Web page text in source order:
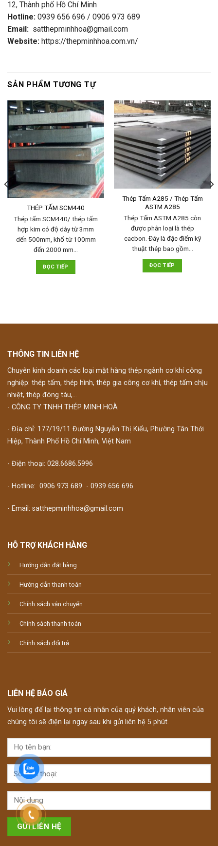
12, Thành phố Hồ Chí Minh
Hotline: 0939 656 696 / 0906 973 689
Email: satthepminhhoa@gmail.com
Website: https://thepminhhoa.com.vn/
SẢN PHẨM TƯƠNG TỰ
THÉP TẤM SCM440
Thép tấm SCM440/ thép tấm
hợp kim có độ dày từ 3mm
dến 500mm, khổ từ 100mm
đến 2000 mm…
ĐỌC TIẾP
Thép Tấm A285 / Thép Tấm
ASTM A285
Thép Tấm ASTM A285 còn
được phân loại là thép
cacbon. Đây là đặc điểm kỹ
thuật thép bao gồm…
ĐỌC TIẾP
THÔNG TIN LIÊN HỆ
Chuyên kinh doanh các loại mặt hàng thép ngành cơ khí công
nghiệp: thép tấm, thép hình, thép gia công cơ khí, thép tấm chịu
nhiệt, thép đóng tàu,...
- CÔNG TY TNHH THÉP MINH HOÀ
- Địa chỉ: 177/19/11 Đường Nguyễn Thị Kiểu, Phường Tân Thới
Hiệp, Thành Phố Hồ Chí Minh, Việt Nam
- Điện thoại: 028.6686.5996
- Hotline: 0906 973 689 - 0939 656 696
- Email: satthepminhhoa@gmail.com
HỖ TRỢ KHÁCH HÀNG
Hướng dẫn đặt hàng
Hướng dẫn thanh toán
Chính sách vận chuyển
Chính sách thanh toán
Chính sách đổi trả
LIÊN HỆ BÁO GIÁ
Vui lòng để lại thông tin cá nhân của quý khách, nhân viên của
chúng tôi sẽ điện lại ngay sau khi gửi liên hệ 5 phút.